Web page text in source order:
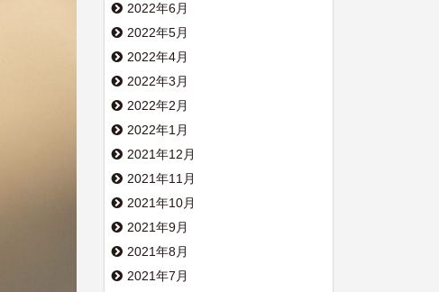
2022年6月
2022年5月
2022年4月
2022年3月
2022年2月
2022年1月
2021年12月
2021年11月
2021年10月
2021年9月
2021年8月
2021年7月